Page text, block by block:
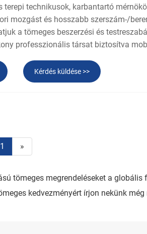
terepi technikusok, karbantartó
mozgást és hosszabb szerszám-/
a tömeges beszerzési és
professzionális társat biztosítva
Kérdés küldése >>
1 »
tömeges megrendeléseket a globális
kedvezményért írjon nekünk még